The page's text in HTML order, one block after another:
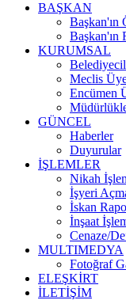
BAŞKAN
Başkan'ın
Başkan'ın
KURUMSAL
Meclis
Encümen
GÜNCEL
Haberler
Duyurular
İŞLEMLER
Nikah
İşyeri
İskan
İnşaat
Cenaze/
MULTIMEDYA
Fotoğraf
ELEŞKİRT
İLETİŞİM